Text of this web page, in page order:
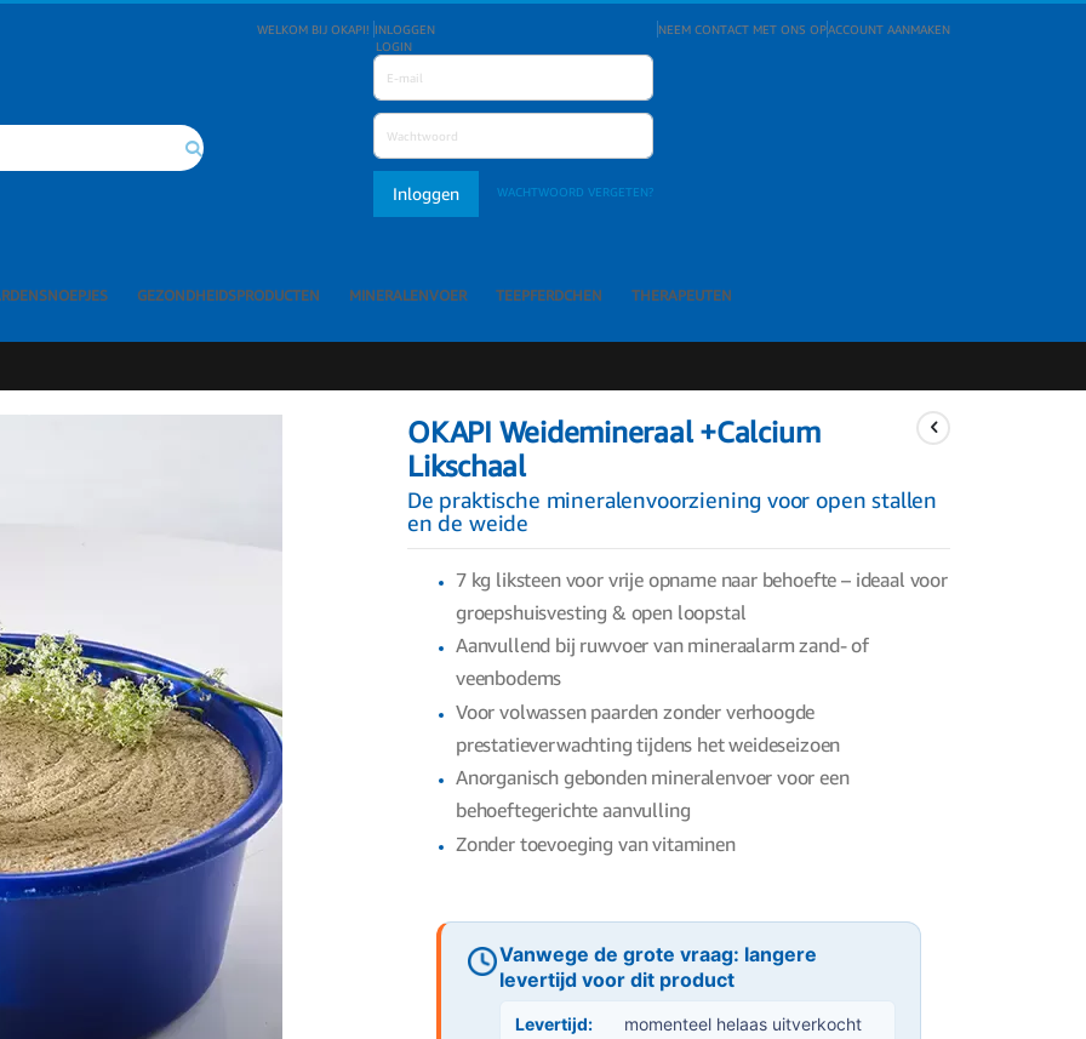
WELKOM BIJ OKAPI! INLOGGEN
LOGIN
Inloggen WACHTWOORD VERGETEN?
NEEM CONTACT MET ONS OPACCOUNT AANMAKEN
GEZONDHEIDSPRODUCTEN MINERALENVOER TEEPFERDCHEN THERAPEUTEN
OKAPI Weidemineraal +Calcium
Likschaal
De praktische mineralenvoorziening voor open stallen
en de weide
7 kg liksteen voor vrije opname naar behoefte – ideaal voor
groepshuisvesting & open loopstal
Aanvullend bij ruwvoer van mineraalarm zand- of
veenbodems
Voor volwassen paarden zonder verhoogde
prestatieverwachting tijdens het weideseizoen
Anorganisch gebonden mineralenvoer voor een
behoeftegerichte aanvulling
Zonder toevoeging van vitaminen
Vanwege de grote vraag: langere
levertijd voor dit product
Levertijd: momenteel helaas uitverkocht